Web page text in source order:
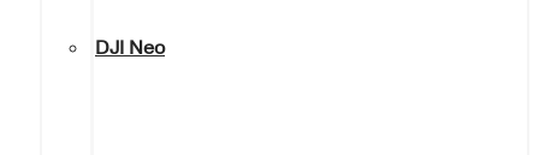
DJI Neo